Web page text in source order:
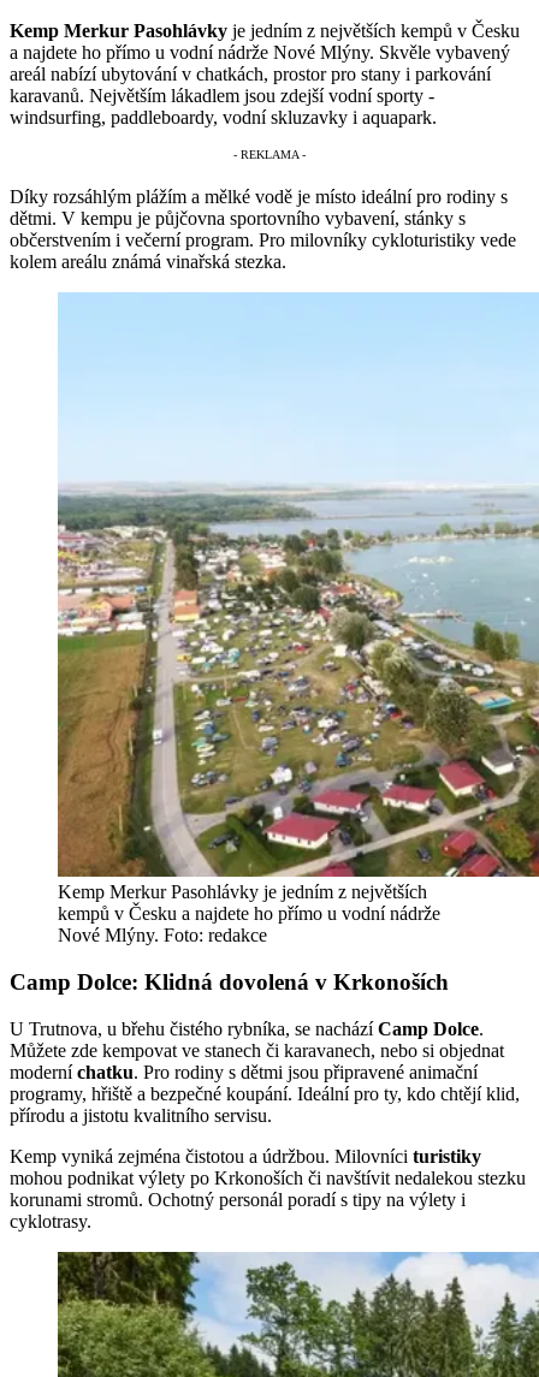
Kemp Merkur Pasohlávky je jedním z největších kempů v Česku
a najdete ho přímo u vodní nádrže Nové Mlýny. Skvěle vybavený
areál nabízí ubytování v chatkách, prostor pro stany i parkování
karavanů. Největším lákadlem jsou zdejší vodní sporty -
windsurfing, paddleboardy, vodní skluzavky i aquapark.
Díky rozsáhlým plážím a mělké vodě je místo ideální pro rodiny s
dětmi. V kempu je půjčovna sportovního vybavení, stánky s
občerstvením i večerní program. Pro milovníky cykloturistiky vede
kolem areálu známá vinařská stezka.
Kemp Merkur Pasohlávky je jedním z největších
kempů v Česku a najdete ho přímo u vodní nádrže
Nové Mlýny. Foto: redakce
Camp Dolce: Klidná dovolená v Krkonoších
U Trutnova, u břehu čistého rybníka, se nacházíCamp Dolce.
Můžete zde kempovat ve stanech či karavanech, nebo si objednat
moderníchatku. Pro rodiny s dětmi jsou připravené animační
programy, hřiště a bezpečné koupání. Ideální pro ty, kdo chtějí klid,
přírodu a jistotu kvalitního servisu.
Kemp vyniká zejména čistotou a údržbou. Milovníci turistiky
mohou podnikat výlety po Krkonoších či navštívit nedalekou stezku
korunami stromů. Ochotný personál poradí s tipy na výlety i
cyklotrasy.